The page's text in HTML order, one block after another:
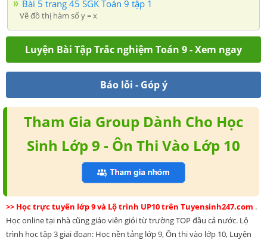
Bài 5 trang 45 SGK Toán 9 tập 1
Vẽ đồ thị hàm số y = x
Luyện Bài Tập Trắc nghiệm Toán 9 - Xem ngay
Báo lỗi - Góp ý
Tham Gia Group Dành Cho Học
Sinh Lớp 9 - Ôn Thi Vào Lớp 10
>> Học trực tuyến lớp 9 và Lộ trình UP10 trên Tuyensinh247.com .
Học online tại nhà cũng giáo viên giỏi từ trường TOP đầu cả nước. Lộ
trình học tập 3 giai đoạn: Học nền tảng lớp 9, Ôn thi vào lớp 10, Luyện